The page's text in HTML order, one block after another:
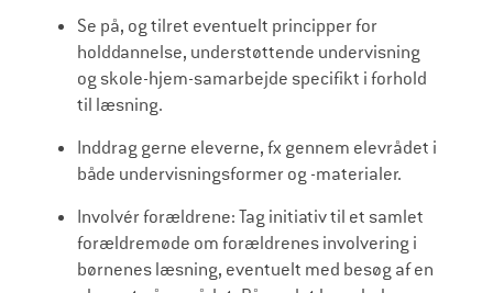
Se på, og tilret eventuelt principper for
holddannelse, understøttende undervisning
og skole-hjem-samarbejde specifikt i forhold
til læsning.
Inddrag gerne eleverne, fx gennem elevrådet i
både undervisningsformer og -materialer.
Involvér forældrene: Tag initiativ til et samlet
forældremøde om forældrenes involvering i
børnenes læsning, eventuelt med besøg af en